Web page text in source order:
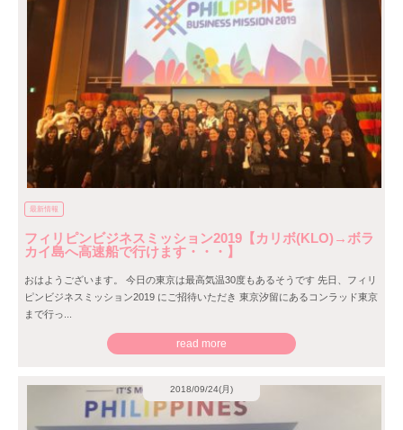
最新情報
フィリピンビジネスミッション2019【カリボ(KLO)→ボラ
カイ島へ高速船で行けます・・・】
おはようございます。 今日の東京は最高気温30度もあるそうです 先日、フィリ
ピンビジネスミッション2019 にご招待いただき 東京汐留にあるコンラッド東京
まで行っ...
read more
2018/09/24(月)